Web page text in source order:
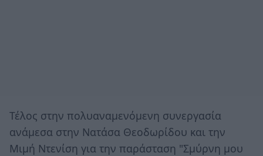
Τέλος στην πολυαναμενόμενη συνεργασία
ανάμεσα στην Νατάσα Θεοδωρίδου και την
Μιμή Ντενίση για την παράσταση "Σμύρνη μου